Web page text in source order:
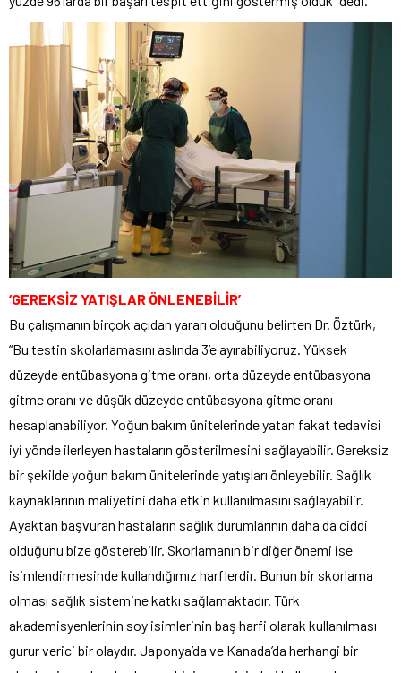
‘GEREKSİZ YATIŞLAR ÖNLENEBİLİR’
Bu çalışmanın birçok açıdan yararı olduğunu belirten Dr. Öztürk,
“Bu testin skolarlamasını aslında 3’e ayırabiliyoruz. Yüksek
düzeyde entübasyona gitme oranı, orta düzeyde entübasyona
gitme oranı ve düşük düzeyde entübasyona gitme oranı
hesaplanabiliyor. Yoğun bakım ünitelerinde yatan fakat tedavisi
iyi yönde ilerleyen hastaların gösterilmesini sağlayabilir. Gereksiz
bir şekilde yoğun bakım ünitelerinde yatışları önleyebilir. Sağlık
kaynaklarının maliyetini daha etkin kullanılmasını sağlayabilir.
Ayaktan başvuran hastaların sağlık durumlarının daha da ciddi
olduğunu bize gösterebilir. Skorlamanın bir diğer önemi ise
isimlendirmesinde kullandığımız harflerdir. Bunun bir skorlama
olması sağlık sistemine katkı sağlamaktadır. Türk
akademisyenlerinin soy isimlerinin baş harfi olarak kullanılması
gurur verici bir olaydır. Japonya’da ve Kanada’da herhangi bir